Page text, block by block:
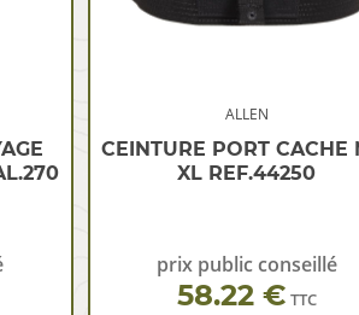
ALLEN
CEINTURE PORT CACHE
XL REF.44250
prix public conseillé
58.22 € TTC